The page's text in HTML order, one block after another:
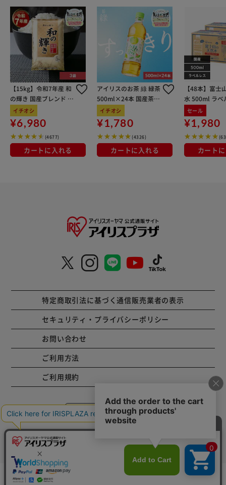
【15kg】令和7年産 和
の輝き 国産ブレンド 5
kg×3袋
イチオシ
¥6,980
(4677)
カートに入れる
アイリスのお茶 綠 緑茶
500ml×24本 国産茶葉
100％使用
イチオシ
¥1,780
(4326)
カートに入れる
【48本】富士
水 500ml ラベ
セール
¥1,980
カート
特定商取引法に基づく通信販売業者の表示
セキュリティ・プライバシーポリシー
お問い合わせ
ご利用方法
ご利用規約
コーポレートサイト
Copyright © 2001 IRISPLAZA. ALL Rights Reserved.